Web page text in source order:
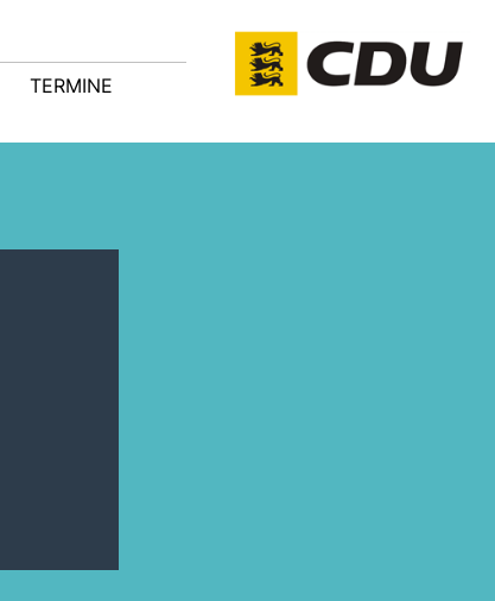
TERMINE